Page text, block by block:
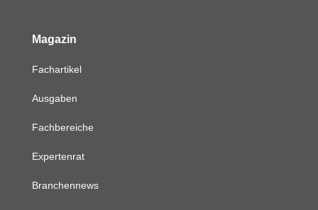
Magazin
Fachartikel
Ausgaben
Fachbereiche
Expertenrat
Branchennews